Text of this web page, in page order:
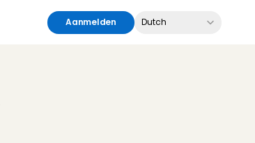
Aanmelden Dutch